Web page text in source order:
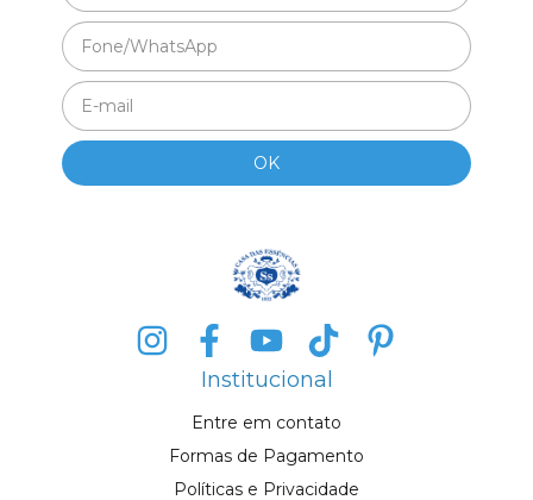
Institucional
Entre em contato
Formas de Pagamento
Políticas e Privacidade